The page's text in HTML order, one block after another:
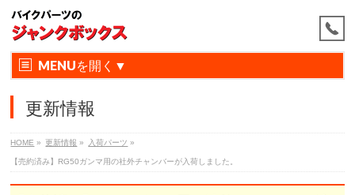
MENU
更新情報
HOME » 更新情報 » 入荷パーツ »
【売約済み】RG50ガンマ用の社外チャンバーが入荷しました。